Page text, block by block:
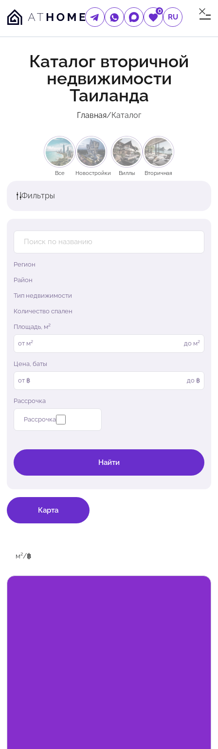
0
RU
Каталог вторичной
недвижимости
Таиланда
Главная/Каталог
Все Новостройки Виллы Вторичная
Фильтры
Регион
Район
Тип недвижимости
Количество спален
Площадь, м²
от м² до м²
Цена, баты
от ฿ до ฿
Рассрочка
Рассрочка
Найти
Карта
м²/฿